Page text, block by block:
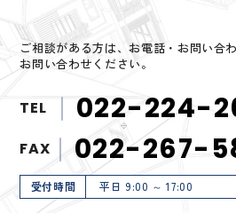
ご相談がある方は、お電話・お問い合
お問い合わせください。
TEL 022-224-
FAX 022-267-
受付時間 平日 9:00 ～ 17:00